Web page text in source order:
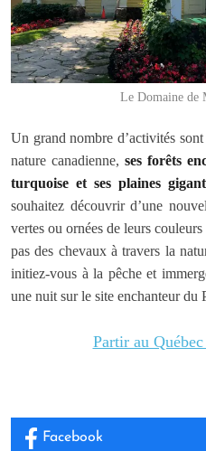
Le Domaine de
Un grand nombre d’activités
nature canadienne, ses forêts
turquoise et ses plaines
souhaitez découvrir d’une
vertes ou ornées de leurs
pas des chevaux à travers la
initiez-vous à la pêche et
une nuit sur le site enchanteur
Partir au
Facebook